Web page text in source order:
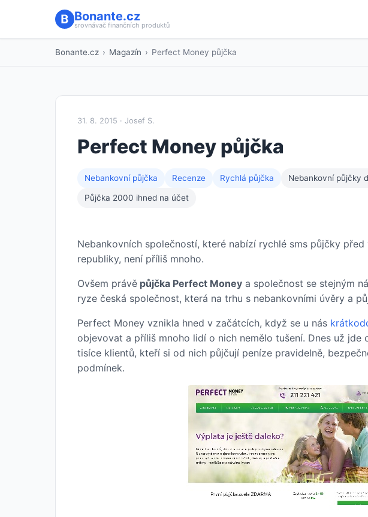
Bonante.cz
srovnávač finančních produktů
Bonante.cz › Magazín › Perfect Money půjčka
31. 8. 2015 · Josef S.
Perfect Money půjčka
Nebankovní půjčka Recenze Rychlá půjčka Nebankovní půjčky
Půjčka 2000 ihned na účet
Nebankovních společností, které nabízí rychlé sms půjčky
republiky, není příliš mnoho.
Ovšem právě půjčka Perfect Money a společnost se stejným
ryze česká společnost, která na trhu s nebankovními úvěry a
Perfect Money vznikla hned v začátcích, když se u nás
objevovat a příliš mnoho lidí o nich nemělo tušení. Dnes už jde
tisíce klientů, kteří si od nich půjčují peníze pravidelně,
podmínek.